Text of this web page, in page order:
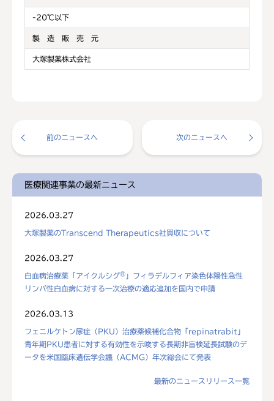
-20℃以下
製 造 販 売 元
大塚製薬株式会社
前のニュースへ 次のニュースへ
医療関連事業の最新ニュース
2026.03.27
大塚製薬のTranscend Therapeutics社買収について
2026.03.27
白血病治療薬「アイクルシグ® 」フィラデルフィア染色体陽性急性
リンパ性白血病に対する一次治療の適応追加を国内で申請
2026.03.13
フェニルケトン尿症（PKU）治療薬候補化合物「repinatrabit」
青年期PKU患者に対する有効性を示唆する長期非盲検延長試験のデ
ータを米国臨床遺伝学会議（ACMG）年次総会にて発表
最新のニュースリリース一覧